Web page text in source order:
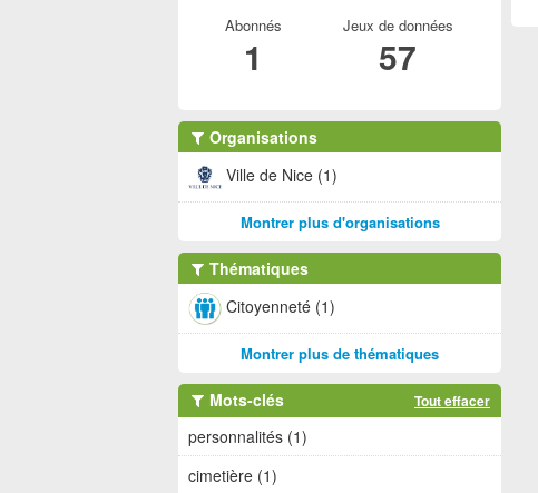
Abonnés
1
Jeux de données
57
Organisations
Ville de Nice (1)
Montrer plus d'organisations
Thématiques
Citoyenneté (1)
Montrer plus de thématiques
Mots-clés Tout effacer
personnalités (1)
cimetière (1)